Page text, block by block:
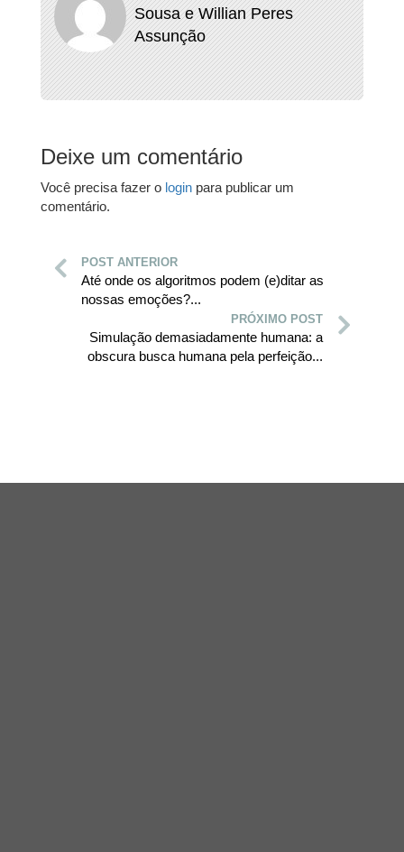
Sousa e Willian Peres
Assunção
Deixe um comentário
Você precisa fazer o login para publicar um
comentário.
POST ANTERIOR
Até onde os algoritmos podem (e)ditar as
nossas emoções?...
PRÓXIMO POST
Simulação demasiadamente humana: a
obscura busca humana pela perfeição...